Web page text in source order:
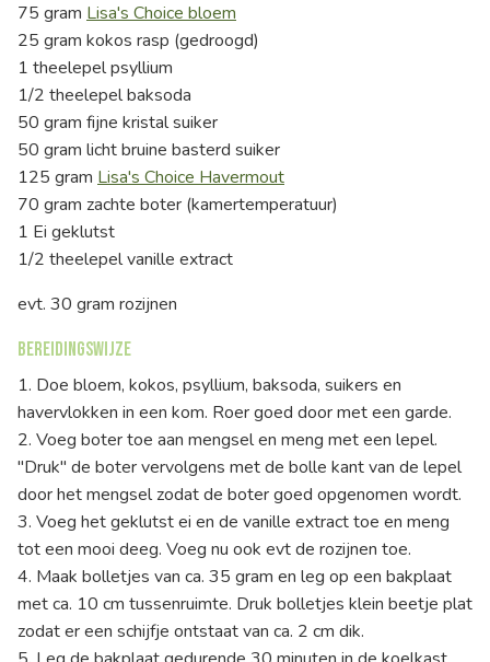
75 gram Lisa's Choice bloem
25 gram kokos rasp (gedroogd)
1 theelepel psyllium
1/2 theelepel baksoda
50 gram fijne kristal suiker
50 gram licht bruine basterd suiker
125 gram Lisa's Choice Havermout
70 gram zachte boter (kamertemperatuur)
1 Ei geklutst
1/2 theelepel vanille extract
evt. 30 gram rozijnen
Bereidingswijze
1. Doe bloem, kokos, psyllium, baksoda, suikers en
havervlokken in een kom. Roer goed door met een garde.
2. Voeg boter toe aan mengsel en meng met een lepel.
"Druk" de boter vervolgens met de bolle kant van de lepel
door het mengsel zodat de boter goed opgenomen wordt.
3. Voeg het geklutst ei en de vanille extract toe en meng
tot een mooi deeg. Voeg nu ook evt de rozijnen toe.
4. Maak bolletjes van ca. 35 gram en leg op een bakplaat
met ca. 10 cm tussenruimte. Druk bolletjes klein beetje plat
zodat er een schijfje ontstaat van ca. 2 cm dik.